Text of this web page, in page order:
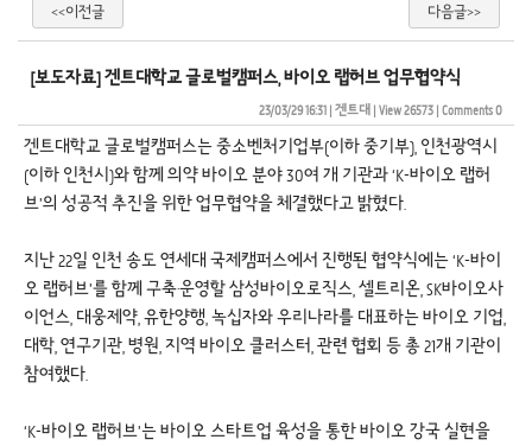
<<이전글 다음글>>
[보도자료] 겐트대학교 글로벌캠퍼스, 바이오 랩허브 업무협약식
23/03/29 16:31| 겐트대| View 26573| Comments 0
겐트대학교 글로벌캠퍼스는 중소벤처기업부(이하 중기부), 인천광역시
(이하 인천시)와 함께 의약 바이오 분야 30여 개 기관과 ‘K-바이오 랩허
브’의 성공적 추진을 위한 업무협약을 체결했다고 밝혔다.
지난 22일 인천 송도 연세대 국제캠퍼스에서 진행된 협약식에는 ‘K-바이
오 랩허브’를 함께 구축·운영할 삼성바이오로직스, 셀트리온, SK바이오사
이언스, 대웅제약, 유한양행, 녹십자와 우리나라를 대표하는 바이오 기업,
대학, 연구기관, 병원, 지역 바이오 클러스터, 관련 협회 등 총 21개 기관이
참여했다.
‘K-바이오 랩허브’는 바이오 스타트업 육성을 통한 바이오 강국 실현을